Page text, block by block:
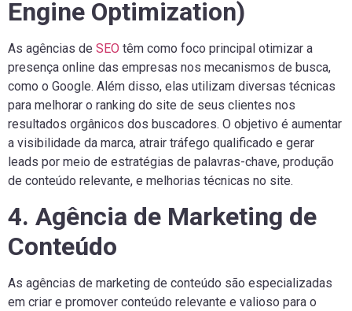
Engine Optimization)
As agências de SEO têm como foco principal otimizar a
presença online das empresas nos mecanismos de busca,
como o Google. Além disso, elas utilizam diversas técnicas
para melhorar o ranking do site de seus clientes nos
resultados orgânicos dos buscadores. O objetivo é aumentar
a visibilidade da marca, atrair tráfego qualificado e gerar
leads por meio de estratégias de palavras-chave, produção
de conteúdo relevante, e melhorias técnicas no site.
4. Agência de Marketing de
Conteúdo
As agências de marketing de conteúdo são especializadas
em criar e promover conteúdo relevante e valioso para o